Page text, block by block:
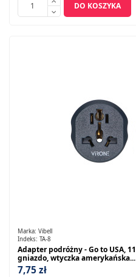
DO KOSZYKA
Marka: Vibell
Indeks: TA-8
Adapter podróżny - Go to USA,
gniazdo, wtyczka amerykańska...
7,75 zł